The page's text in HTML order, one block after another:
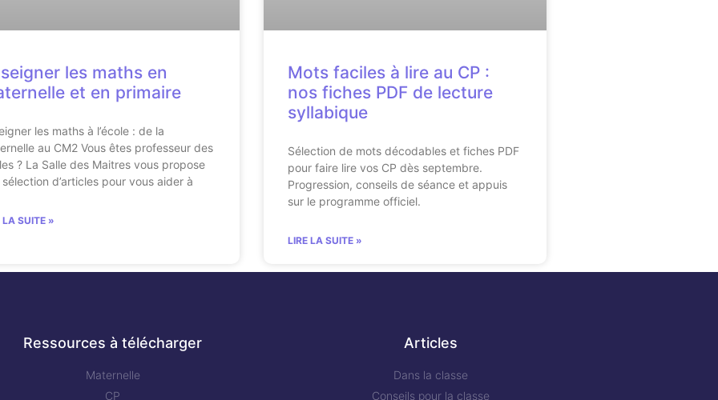
les maths en
et en primaire
les maths à l’école : de la
au CM2 Vous êtes professeur des
? La Salle des Maitres vous propose
sélection d’articles pour vous aider à
LA SUITE »
Mots faciles à lire au CP :
nos fiches PDF de lecture
syllabique
Sélection de mots décodables et fiches PDF
pour faire lire vos CP dès septembre.
Progression, conseils de séance et appuis
sur le programme officiel.
LIRE LA SUITE »
Ressources à télécharger
Maternelle
CP
Articles
Dans la classe
Conseils pour la classe